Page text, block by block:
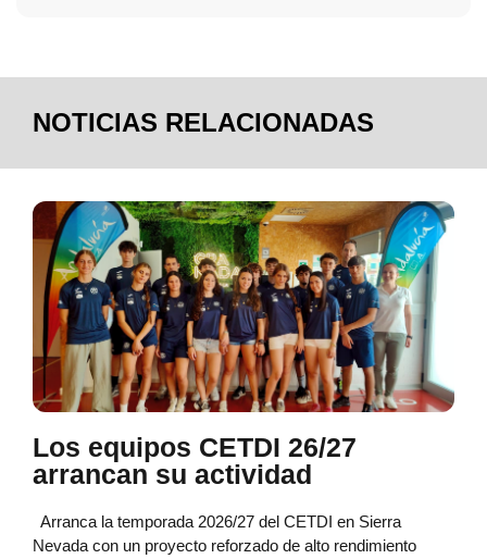
NOTICIAS RELACIONADAS
Los equipos CETDI 26/27
arrancan su actividad
Arranca la temporada 2026/27 del CETDI en Sierra
Nevada con un proyecto reforzado de alto rendimiento